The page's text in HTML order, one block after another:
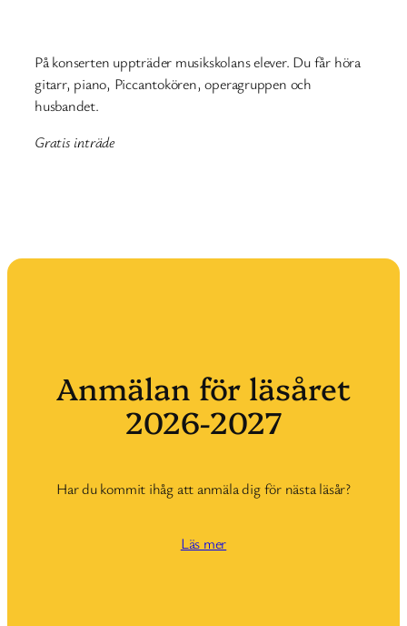
På konserten uppträder musikskolans elever. Du får höra
gitarr, piano, Piccantokören, operagruppen och
husbandet.
Gratis inträde
Anmälan för läsåret
2026-2027
Har du kommit ihåg att anmäla dig för nästa läsår?
Läs mer